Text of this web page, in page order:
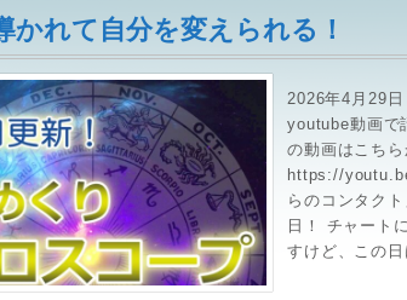
かれて自分を変えられる！
2026年4月29日
youtube動画で
の動画はこち
https://
らのコンタク
日！ チャート
すけど、この